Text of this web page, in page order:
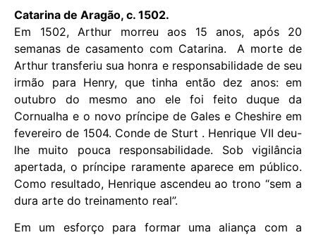
Catarina de Aragão, c. 1502.
Em 1502, Arthur morreu aos 15 anos, após 20
semanas de casamento com Catarina. A morte de
Arthur transferiu sua honra e responsabilidade de seu
irmão para Henry, que tinha então dez anos: em
outubro do mesmo ano ele foi feito duque da
Cornualha e o novo príncipe de Gales e Cheshire em
fevereiro de 1504. Conde de Sturt . Henrique VII deu-
lhe muito pouca responsabilidade. Sob vigilância
apertada, o príncipe raramente aparece em público.
Como resultado, Henrique ascendeu ao trono “sem a
dura arte do treinamento real”.
Em um esforço para formar uma aliança com a